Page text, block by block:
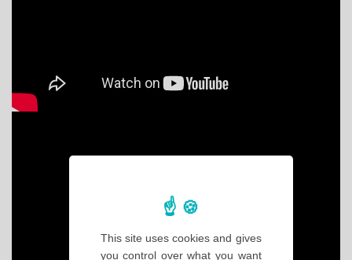
This site uses cookies and gives
you control over what you want